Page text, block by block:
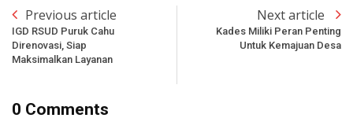
Previous article
IGD RSUD Puruk Cahu
Direnovasi, Siap
Maksimalkan Layanan
Next article
Kades Miliki Peran Penting
Untuk Kemajuan Desa
0 Comments